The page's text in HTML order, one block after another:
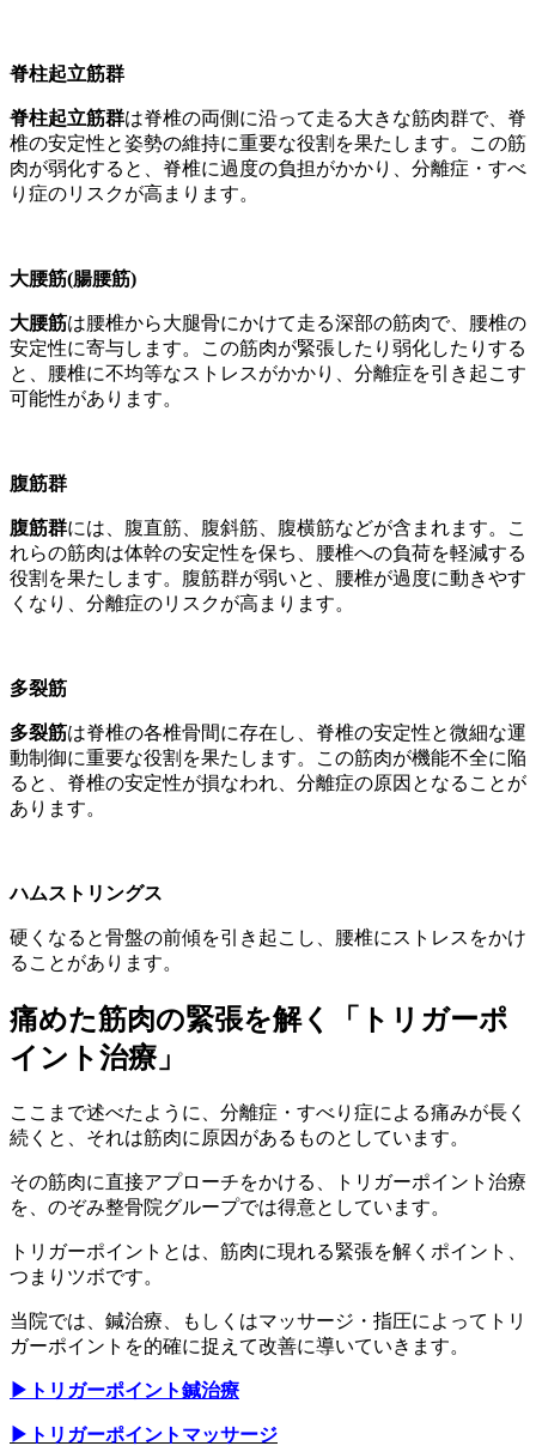
脊柱起立筋群
脊柱起立筋群は脊椎の両側に沿って走る大きな筋肉群で、脊
椎の安定性と姿勢の維持に重要な役割を果たします。この筋
肉が弱化すると、脊椎に過度の負担がかかり、分離症・すべ
り症のリスクが高まります。
大腰筋(腸腰筋)
大腰筋は腰椎から大腿骨にかけて走る深部の筋肉で、腰椎の
安定性に寄与します。この筋肉が緊張したり弱化したりする
と、腰椎に不均等なストレスがかかり、分離症を引き起こす
可能性があります。
腹筋群
腹筋群には、腹直筋、腹斜筋、腹横筋などが含まれます。こ
れらの筋肉は体幹の安定性を保ち、腰椎への負荷を軽減する
役割を果たします。腹筋群が弱いと、腰椎が過度に動きやす
くなり、分離症のリスクが高まります。
多裂筋
多裂筋は脊椎の各椎骨間に存在し、脊椎の安定性と微細な運
動制御に重要な役割を果たします。この筋肉が機能不全に陥
ると、脊椎の安定性が損なわれ、分離症の原因となることが
あります。
ハムストリングス
硬くなると骨盤の前傾を引き起こし、腰椎にストレスをかけ
ることがあります。
痛めた筋肉の緊張を解く「トリガーポ
イント治療」
ここまで述べたように、分離症・すべり症による痛みが長く
続くと、それは筋肉に原因があるものとしています。
その筋肉に直接アプローチをかける、トリガーポイント治療
を、のぞみ整骨院グループでは得意としています。
トリガーポイントとは、筋肉に現れる緊張を解くポイント、
つまりツボです。
当院では、鍼治療、もしくはマッサージ・指圧によってトリ
ガーポイントを的確に捉えて改善に導いていきます。
▶︎トリガーポイント鍼治療
▶︎トリガーポイントマッサージ